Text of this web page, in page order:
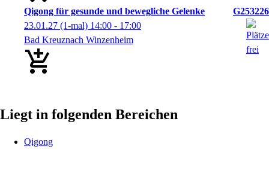
Qigong für gesunde und bewegliche Gelenke
G253226
23.01.27 (1-mal) 14:00 - 17:00
Bad Kreuznach Winzenheim
Liegt in folgenden Bereichen
Qigong